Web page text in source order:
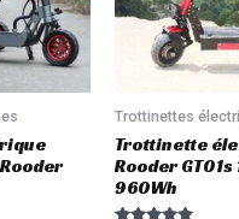
Trottinettes
Trottinette
Rooder GT01s
960Wh